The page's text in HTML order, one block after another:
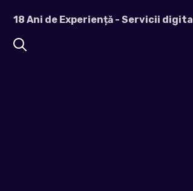
conținut
18 Ani de Experiență - Servicii